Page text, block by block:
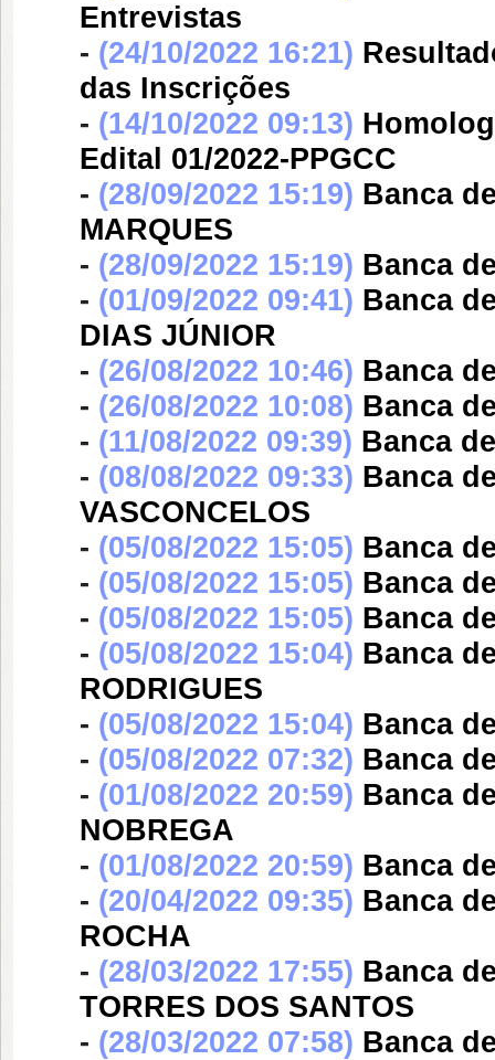
Entrevistas
- (24/10/2022 16:21)
das Inscrições
- (14/10/2022 09:13)
Edital 01/2022-PPGCC
- (28/09/2022 15:19) Banca
MARQUES
- (28/09/2022 15:19) Banca
- (01/09/2022 09:41) Banca
DIAS JÚNIOR
- (26/08/2022 10:46) Banca
- (26/08/2022 10:08) Banca
- (11/08/2022 09:39) Banca
- (08/08/2022 09:33) Banca
VASCONCELOS
- (05/08/2022 15:05) Banca
- (05/08/2022 15:05) Banca
- (05/08/2022 15:05) Banca
- (05/08/2022 15:04) Banca
RODRIGUES
- (05/08/2022 15:04) Banca
- (05/08/2022 07:32) Banca
- (01/08/2022 20:59) Banca
NOBREGA
- (01/08/2022 20:59) Banca
- (20/04/2022 09:35) Banca
ROCHA
- (28/03/2022 17:55) Banca
TORRES DOS SANTOS
- (28/03/2022 07:58) Banca